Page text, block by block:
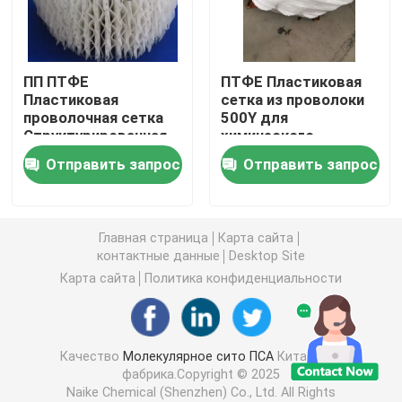
углекислый литий
Активированный глинозем
Случайная упаковка колонки
Лабораторная упаковка
internals перегонной колонны
Шарик глинозема керамический
ПП ПТФЕ
Пластиковая
проволочная сетка
Структурированная
упаковка 350Y Для
химического
скраббера
Отправить запрос
ПТФЕ Пластиковая
сетка из проволоки
500Y для
химического
скраббера
Отправить запрос
Главная страница
Карта сайта
контактные данные
Desktop Site
Карта сайта
Политика конфиденциальности
Качество Молекулярное сито ПСАКитайская
фабрика.Copyright © 2025
Naike Chemical (Shenzhen) Co., Ltd. All Rights